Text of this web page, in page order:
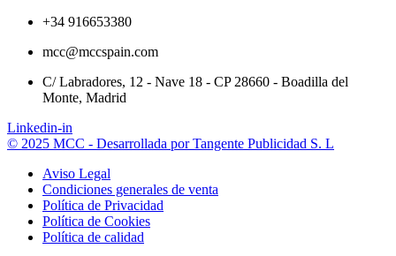
+34 916653380
mcc@mccspain.com
C/ Labradores, 12 - Nave 18 - CP 28660 - Boadilla del
Monte, Madrid
Linkedin-in
© 2025 MCC - Desarrollada por Tangente Publicidad S. L
Aviso Legal
Condiciones generales de venta
Política de Privacidad
Política de Cookies
Política de calidad